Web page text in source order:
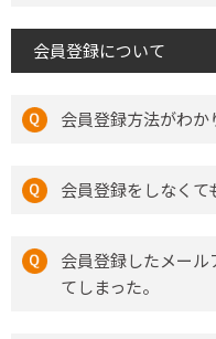
会員登録について
会員登録方法がわか
会員登録をしなくて
会員登録したメー
てしまった。